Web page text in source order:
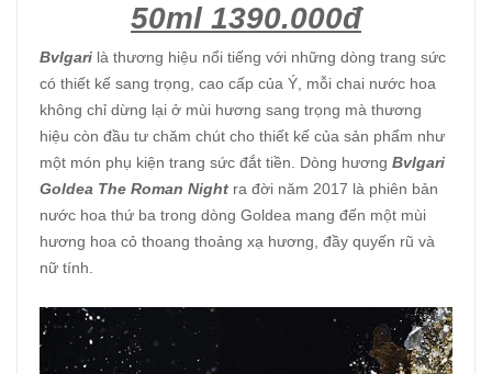
50ml 1390.000đ
Bvlgari là thương hiệu nổi tiếng với những dòng trang sức
có thiết kế sang trọng, cao cấp của Ý, mỗi chai nước hoa
không chỉ dừng lại ở mùi hương sang trọng mà thương
hiệu còn đầu tư chăm chút cho thiết kế của sản phẩm như
một món phụ kiện trang sức đắt tiền. Dòng hương Bvlgari
Goldea The Roman Night ra đời năm 2017 là phiên bản
nước hoa thứ ba trong dòng Goldea mang đến một mùi
hương hoa cỏ thoang thoảng xạ hương, đầy quyến rũ và
nữ tính.